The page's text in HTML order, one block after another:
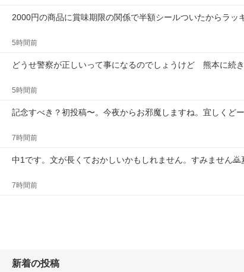
2000円の商品に賞味期限の関係で半額シールついたからラッ
5時間前
どうせ警察が正しいって事になるのでしょうけど　熊本に続
5時間前
記念すべき？初投稿〜。今夜からお邪魔しますね。宜しくど
7時間前
中1です。文が長くておかしいかもしれません。すみません
7時間前
新着の投稿